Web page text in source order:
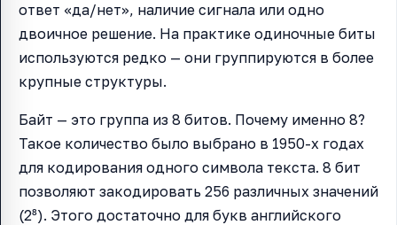
ответ «да/нет», наличие сигнала или одно
двоичное решение. На практике одиночные биты
используются редко — они группируются в более
крупные структуры.
Байт — это группа из 8 битов. Почему именно 8?
Такое количество было выбрано в 1950-х годах
для кодирования одного символа текста. 8 бит
позволяют закодировать 256 различных значений
(2⁸). Этого достаточно для букв английского